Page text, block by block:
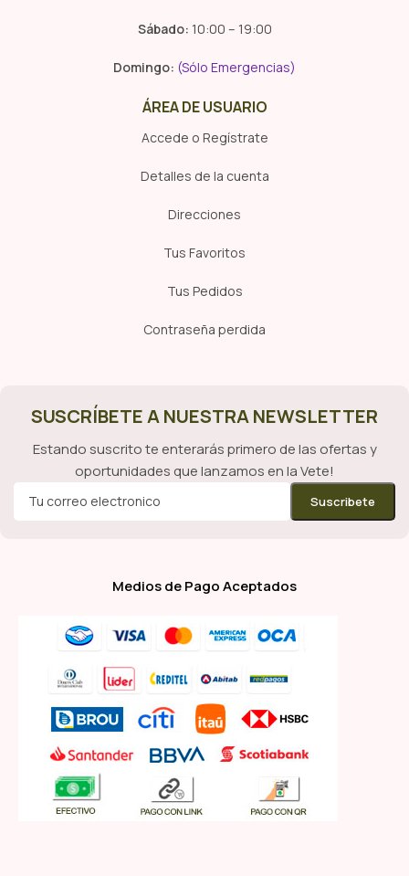
Sábado: 10:00 – 19:00
Domingo: (Sólo Emergencias)
ÁREA DE USUARIO
Accede o Regístrate
Detalles de la cuenta
Direcciones
Tus Favoritos
Tus Pedidos
Contraseña perdida
SUSCRÍBETE A NUESTRA NEWSLETTER
Estando suscrito te enterarás primero de las ofertas y
oportunidades que lanzamos en la Vete!
Medios de Pago Aceptados